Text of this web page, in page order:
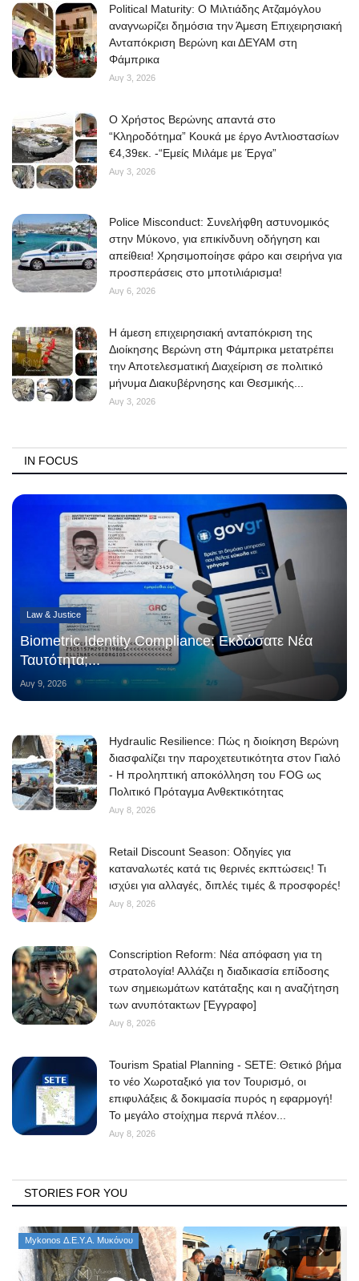
Political Maturity: Ο Μιλτιάδης Ατζαμόγλου
αναγνωρίζει δημόσια την Άμεση Επιχειρησιακή
Ανταπόκριση Βερώνη και ΔΕΥΑΜ στη
Φάμπρικα
Αυγ 3, 2026
O Χρήστος Βερώνης απαντά στο
“Κληροδότημα” Κουκά με έργο Αντλιοστασίων
€4,39εκ. -“Εμείς Μιλάμε με Έργα”
Αυγ 3, 2026
Police Misconduct: Συνελήφθη αστυνομικός
στην Μύκονο, για επικίνδυνη οδήγηση και
απείθεια! Χρησιμοποίησε φάρο και σειρήνα για
προσπεράσεις στο μποτιλιάρισμα!
Αυγ 6, 2026
Η άμεση επιχειρησιακή ανταπόκριση της
Διοίκησης Βερώνη στη Φάμπρικα μετατρέπει
την Αποτελεσματική Διαχείριση σε πολιτικό
μήνυμα Διακυβέρνησης και Θεσμικής...
Αυγ 3, 2026
IN FOCUS
Law & Justice
Biometric Identity Compliance: Εκδώσατε Νέα
Ταυτότητα;...
Αυγ 9, 2026
Hydraulic Resilience: Πώς η διοίκηση Βερώνη
διασφαλίζει την παροχετευτικότητα στον Γιαλό
- Η προληπτική αποκόλληση του FOG ως
Πολιτικό Πρόταγμα Ανθεκτικότητας
Αυγ 8, 2026
Retail Discount Season: Οδηγίες για
καταναλωτές κατά τις θερινές εκπτώσεις! Τι
ισχύει για αλλαγές, διπλές τιμές & προσφορές!
Αυγ 8, 2026
Conscription Reform: Νέα απόφαση για τη
στρατολογία! Αλλάζει η διαδικασία επίδοσης
των σημειωμάτων κατάταξης και η αναζήτηση
των ανυπότακτων [Έγγραφο]
Αυγ 8, 2026
Tourism Spatial Planning - SETE: Θετικό βήμα
το νέο Χωροταξικό για τον Τουρισμό, οι
επιφυλάξεις & δοκιμασία πυρός η εφαρμογή!
Το μεγάλο στοίχημα περνά πλέον...
Αυγ 8, 2026
STORIES FOR YOU
Mykonos Δ.Ε.Υ.Α. Μυκόνου